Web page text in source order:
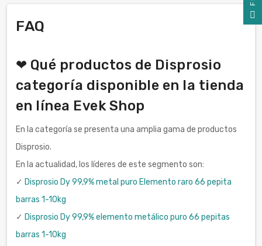
FAQ
❤ Qué productos de Disprosio
categoría disponible en la tienda
en línea Evek Shop
En la categoría se presenta una amplia gama de productos
Disprosio.
En la actualidad, los líderes de este segmento son:
✓ Disprosio Dy 99,9% metal puro Elemento raro 66 pepita
barras 1-10kg
✓ Disprosio Dy 99,9% elemento metálico puro 66 pepitas
barras 1-10kg